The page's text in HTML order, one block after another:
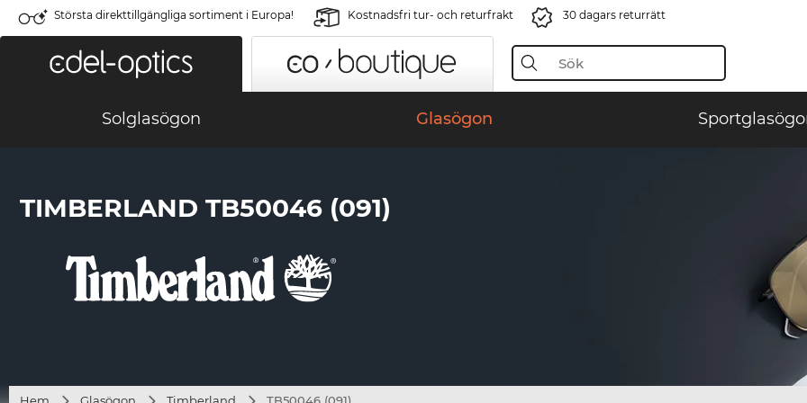
Största direkttillgängliga sortiment i Europa! Kostnadsfri tur- och returfrakt 30 dagars returrätt
Solglasögon Glasögon
TIMBERLAND TB50046 (091)